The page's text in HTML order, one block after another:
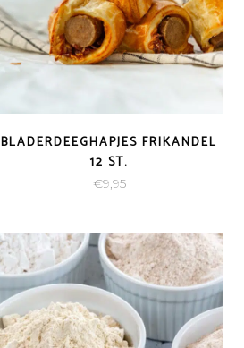
BLADERDEEGHAPJES FRIKANDEL
12 ST.
€9,95